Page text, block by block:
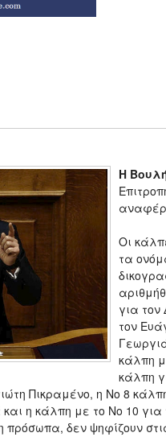
H
Οι
τα
για
τον
κάλπη
κάλπη
Πικραμένο, η Νο 8
η κάλπη με το Νο 10
δεν ψηφίζουν